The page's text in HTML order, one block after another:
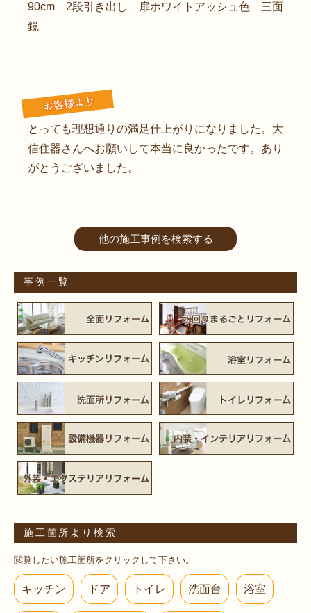
90cm 2段引き出し 扉ホワイトアッシュ色 三面
鏡
とっても理想通りの満足仕上がりになりました。大
信住器さんへお願いして本当に良かったです。あり
がとうございました。
他の施工事例を検索する
事例一覧
施工箇所より検索
閲覧したい施工箇所をクリックして下さい。
キッチン ドア トイレ 洗面台 浴室